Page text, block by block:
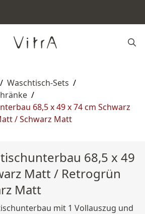
/ Waschtisch-Sets /
/
68,5 x 49 x 74 cm Schwarz
/ Schwarz Matt
68,5 x 49
Matt / Retrogrün
Matt
mit 1 Vollauszug und